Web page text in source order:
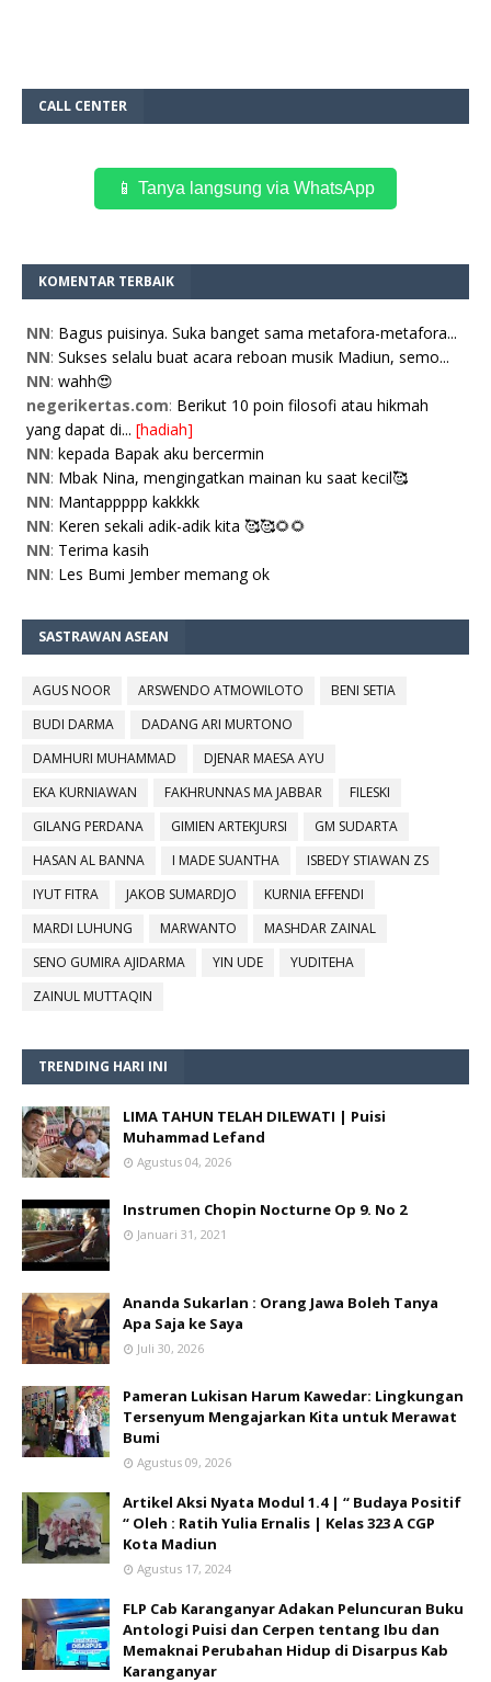
CALL CENTER
📱 Tanya langsung via WhatsApp
KOMENTAR TERBAIK
NN: Bagus puisinya. Suka banget sama metafora-metafora...
NN: Sukses selalu buat acara reboan musik Madiun, semo...
NN: wahh😍
negerikertas.com: Berikut 10 poin filosofi atau hikmah
yang dapat di... [hadiah]
NN: kepada Bapak aku bercermin
NN: Mbak Nina, mengingatkan mainan ku saat kecil🥰
NN: Mantappppp kakkkk
NN: Keren sekali adik-adik kita 🥰🥰🌻🌻
NN: Terima kasih
NN: Les Bumi Jember memang ok
SASTRAWAN ASEAN
AGUS NOOR ARSWENDO ATMOWILOTO
BENI SETIA
BUDI DARMA
DADANG ARI MURTONO
DAMHURI MUHAMMAD
DJENAR MAESA AYU
EKA KURNIAWAN
FAKHRUNNAS MA JABBAR
FILESKI
GILANG PERDANA
GIMIEN ARTEKJURSI
GM SUDARTA
HASAN AL BANNA
I MADE SUANTHA
ISBEDY STIAWAN ZS
IYUT FITRA
JAKOB SUMARDJO
KURNIA EFFENDI
MARDI LUHUNG
MARWANTO
MASHDAR ZAINAL
SENO GUMIRA AJIDARMA
YIN UDE
YUDITEHA
ZAINUL MUTTAQIN
TRENDING HARI INI
LIMA TAHUN TELAH DILEWATI | Puisi
Muhammad Lefand
Agustus 04, 2026
Instrumen Chopin Nocturne Op 9. No 2
Januari 31, 2021
Ananda Sukarlan : Orang Jawa Boleh Tanya
Apa Saja ke Saya
Juli 30, 2026
Pameran Lukisan Harum Kawedar: Lingkungan
Tersenyum Mengajarkan Kita untuk Merawat
Bumi
Agustus 09, 2026
Artikel Aksi Nyata Modul 1.4 | “ Budaya Positif
“ Oleh : Ratih Yulia Ernalis | Kelas 323 A CGP
Kota Madiun
Agustus 17, 2024
FLP Cab Karanganyar Adakan Peluncuran Buku
Antologi Puisi dan Cerpen tentang Ibu dan
Memaknai Perubahan Hidup di Disarpus Kab
Karanganyar